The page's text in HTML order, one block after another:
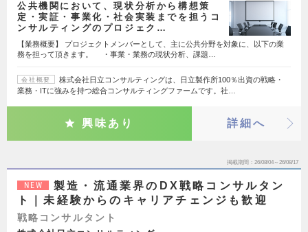
公共機関において、現状分析から構想策
定・実証・事業化・社会実装までを担うコ
ンサルティングのプロジェク…
【業務概要】 プロジェクトメンバーとして、主に公共分野を対象に、以下の業
務を担って頂きます。 ・事業・業務の現状分析、課題…
会社概要
株式会社日立コンサルティングは、日立製作所100％出資の戦略・
業務・ITに強みを持つ総合コンサルティングファームです。社…
興味あり 詳細へ
掲載期間 26/08/04～26/08/17
NEW
製造・流通業界のDX戦略コンサルタン
ト｜未経験からのキャリアチェンジも歓迎
戦略コンサルタント